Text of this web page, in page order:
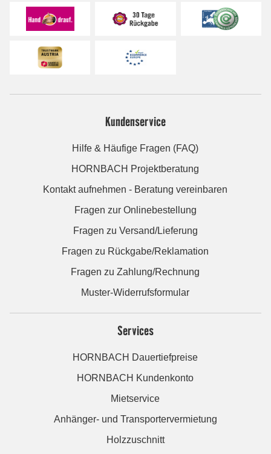
Kundenservice
Hilfe & Häufige Fragen (FAQ)
HORNBACH Projektberatung
Kontakt aufnehmen - Beratung vereinbaren
Fragen zur Onlinebestellung
Fragen zu Versand/Lieferung
Fragen zu Rückgabe/Reklamation
Fragen zu Zahlung/Rechnung
Muster-Widerrufsformular
Services
HORNBACH Dauertiefpreise
HORNBACH Kundenkonto
Mietservice
Anhänger- und Transportervermietung
Holzzuschnitt